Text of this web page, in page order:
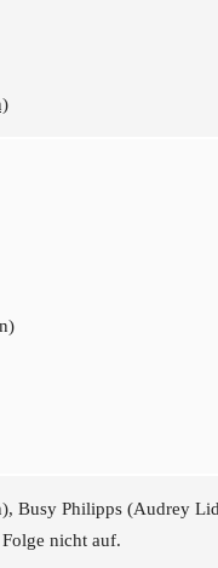
Busy Philipps (Audrey
nicht auf.